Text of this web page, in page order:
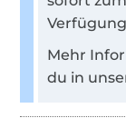
Mehr
du in